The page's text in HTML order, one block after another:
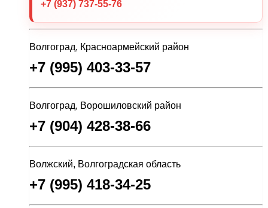
+7 (937) 737-55-76
Волгоград, Красноармейский район
+7 (995) 403-33-57
Волгоград, Ворошиловский район
+7 (904) 428-38-66
Волжский, Волгоградская область
+7 (995) 418-34-25